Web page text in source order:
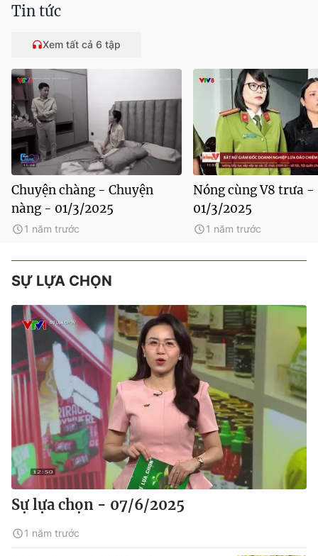
Tin tức
Xem tất cả 6 tập
Chuyện chàng - Chuyện
nàng - 01/3/2025
1 năm trước
Nóng cùng V8 trưa -
01/3/2025
1 năm trước
SỰ LỰA CHỌN
Sự lựa chọn - 07/6/2025
1 năm trước